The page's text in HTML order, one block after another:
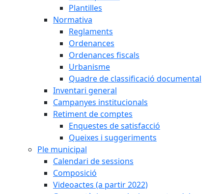
Plantilles
Normativa
Reglaments
Ordenances
Ordenances fiscals
Urbanisme
Quadre de classificació documental
Inventari general
Campanyes institucionals
Retiment de comptes
Enquestes de satisfacció
Queixes i suggeriments
Ple municipal
Calendari de sessions
Composició
Videoactes (a partir 2022)